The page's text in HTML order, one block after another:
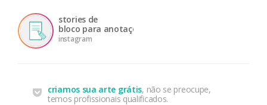
stories de
bloco para anotações
instagram
criamos sua arte grátis, não se preocupe,
temos profissionais qualificados.